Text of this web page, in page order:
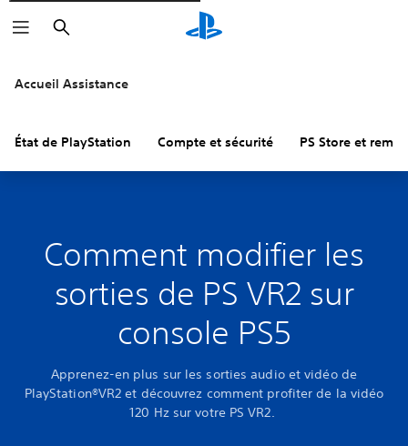
Rechercher
Accueil Assistance
État de PlayStation Compte et sécurité PS Store et
Comment modifier les
sorties de PS VR2 sur
console PS5
Apprenez-en plus sur les sorties audio et vidéo de
PlayStation®VR2 et découvrez comment profiter de la vidéo
120 Hz sur votre PS VR2.